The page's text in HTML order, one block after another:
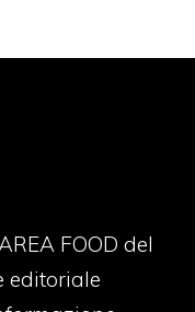
FOOD del
editoriale